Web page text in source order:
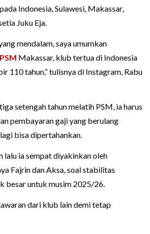
Indonesia, Sulawesi, Makassar,
Juku Eja.
mendalam, saya umumkan
PSM Makassar, klub tertua di Indonesia
110 tahun,” tulisnya di Instagram, Rabu
setengah tahun melatih PSM, ia harus
pembayaran gaji yang berulang
bisa dipertahankan.
lalu ia sempat diyakinkan oleh
Fajrin dan Aksa, soal stabilitas
besar untuk musim 2025/26.
dari klub lain demi tetap